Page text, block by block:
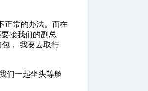
正常的办法。而在
接我们的副总
， 我要去取行
们一起坐头等舱